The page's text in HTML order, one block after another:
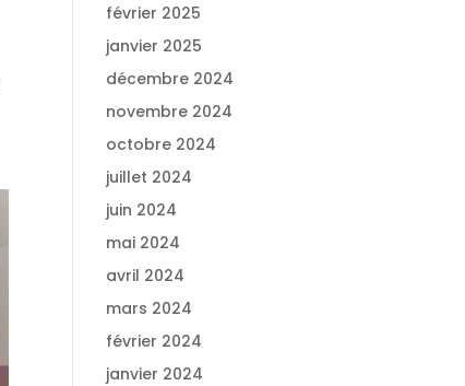
février 2025
janvier 2025
décembre 2024
novembre 2024
octobre 2024
juillet 2024
juin 2024
mai 2024
avril 2024
mars 2024
février 2024
janvier 2024